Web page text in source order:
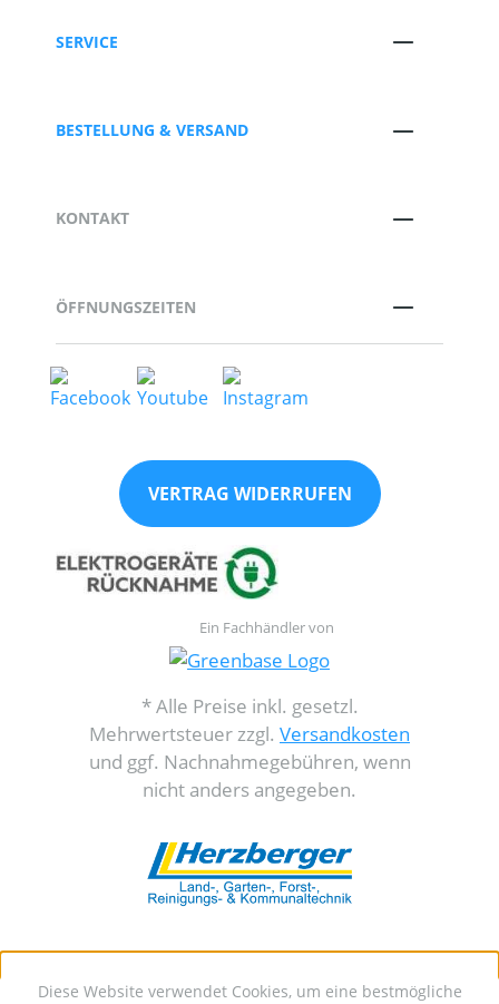
SERVICE
BESTELLUNG & VERSAND
KONTAKT
ÖFFNUNGSZEITEN
VERTRAG WIDERRUFEN
Ein Fachhändler von
* Alle Preise inkl. gesetzl.
Mehrwertsteuer zzgl. Versandkosten
und ggf. Nachnahmegebühren, wenn
nicht anders angegeben.
Diese Website verwendet Cookies, um eine bestmögliche